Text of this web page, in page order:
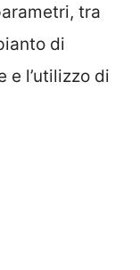
tra
di
e l’utilizzo di